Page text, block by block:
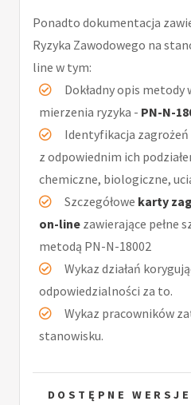
Ponadto dokumentacja
Ryzyka Zawodowego na
line w tym:
Dokładny opis metody
mierzenia ryzyka - PN-N-
Identyfikacja zagrożeń
z odpowiednim ich
chemiczne, biologiczne,
Szczegółowe karty
on-line zawierające pełne
metodą PN-N-18002
Wykaz działań
odpowiedzialności za to.
Wykaz pracowników
stanowisku.
DOSTĘPNE